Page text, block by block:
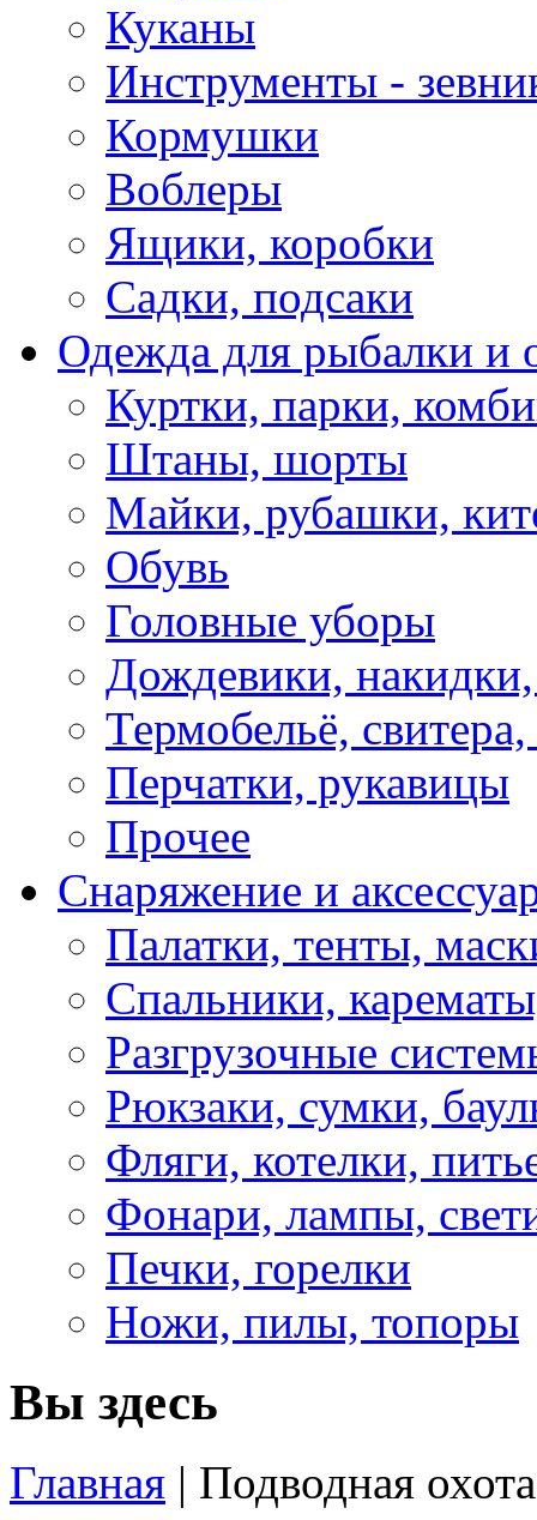
Куканы
Инструменты -
Кормушки
Воблеры
Ящики, коробки
Садки, подсаки
Одежда для рыбалки и
Куртки, парки,
Штаны, шорты
Майки, рубашки,
Обувь
Головные уборы
Дождевики,
Термобельё,
Перчатки, рукавицы
Прочее
Снаряжение и
Палатки, тенты,
Спальники,
Разгрузочные
Рюкзаки, сумки,
Фляги, котелки,
Фонари, лампы,
Печки, горелки
Ножи, пилы, топоры
Вы здесь
Главная | Подводная охота